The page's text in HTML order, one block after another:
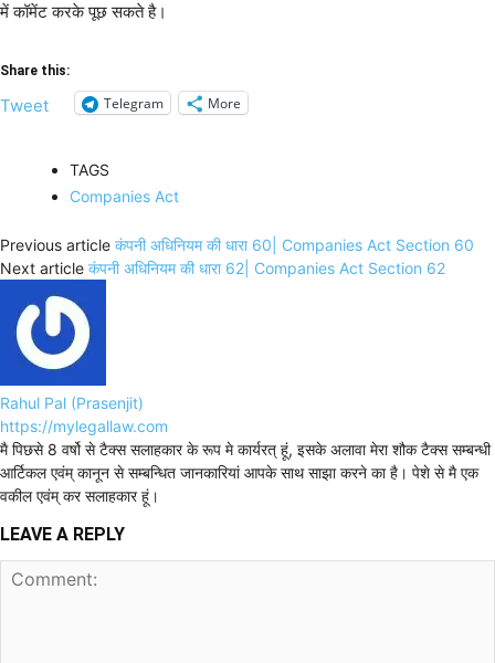
में कॉमेंट करके पूछ सकते है।
Share this:
Tweet Telegram More
TAGS
Companies Act
Previous article कंपनी अधिनियम की धारा 60| Companies Act Section 60
Next article कंपनी अधिनियम की धारा 62| Companies Act Section 62
Rahul Pal (Prasenjit)
https://mylegallaw.com
मै पिछसे 8 वर्षो से टैक्स सलाहकार के रूप मे कार्यरत् हूं, इसके अलावा मेरा शौक टैक्स सम्बन्धी
आर्टिकल एवंम् कानून से सम्बन्धित जानकारियां आपके साथ साझा करने का है। पेशे से मै एक
वकील एवंम् कर सलाहकार हूं।
LEAVE A REPLY